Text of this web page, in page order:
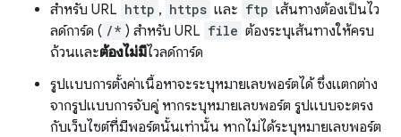
สำหรับ URL http , https และ ftp เส้นทางต้องเป็นไว
ลด์การ์ด ( /* ) สำหรับ URL file ต้องระบุเส้นทางให้ครบ
ถ้วนและต้องไม่มีไวลด์การ์ด
รูปแบบการตั้งค่าเนื้อหาจะระบุหมายเลขพอร์ตได้ ซึ่งแตกต่าง
จากรูปแบบการจับคู่ หากระบุหมายเลขพอร์ต รูปแบบจะตรง
กับเว็บไซต์ที่มีพอร์ตนั้นเท่านั้น หากไม่ได้ระบุหมายเลขพอร์ต